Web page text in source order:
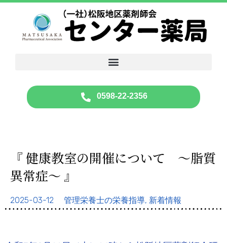
0598-22-2356
『 健康教室の開催について ～脂質
異常症～ 』
2025-03-12 管理栄養士の栄養指導, 新着情報